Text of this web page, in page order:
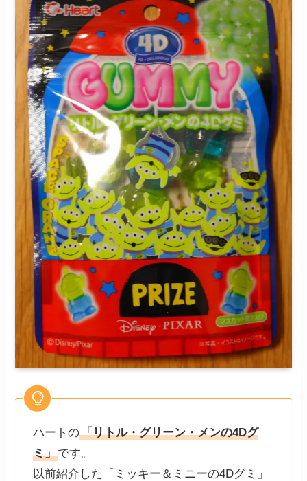
ハートの「リトル・グリーン・メンの4Dグ
ミ」です。
以前紹介した「ミッキー＆ミニーの4Dグミ」